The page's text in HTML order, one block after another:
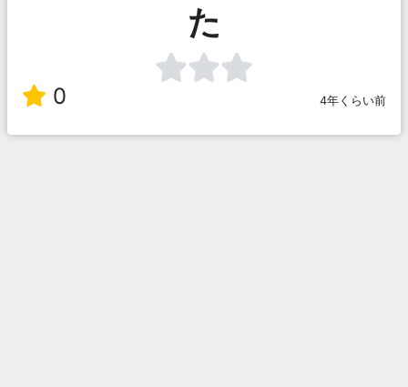
た
0 4年くらい前